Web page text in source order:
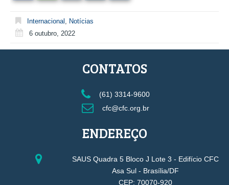
Internacional
Notícias
6 outubro, 2022
CONTATOS
(61) 3314-9600
cfc@cfc.org.br
ENDEREÇO
SAUS Quadra 5 Bloco J Lote 3 - Edifício CFC
Asa Sul - Brasília/DF
CEP: 70070-920